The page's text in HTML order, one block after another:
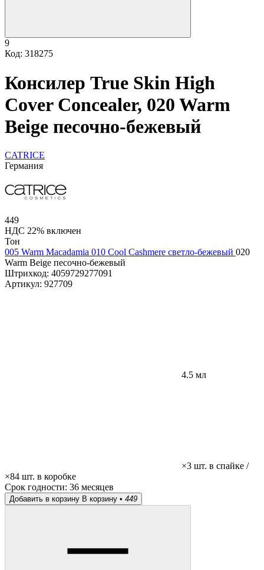
9
Код: 318275
Консилер True Skin High
Cover Concealer, 020 Warm
Beige песочно-бежевый
CATRICE
Германия
449
НДС 22% включен
Тон
005 Warm Macadamia 010 Cool Cashmere светло-бежевый 020
Warm Beige песочно-бежевый
Штрихкод: 4059729277091
Артикул: 927709
4.5 мл
×3 шт. в спайке /
×84 шт. в коробке
Срок годности: 36 месяцев
Добавить в корзину В корзину • 449